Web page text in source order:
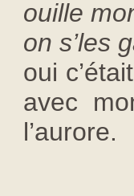
ouille
on s’les
oui
avec
l’aurore.